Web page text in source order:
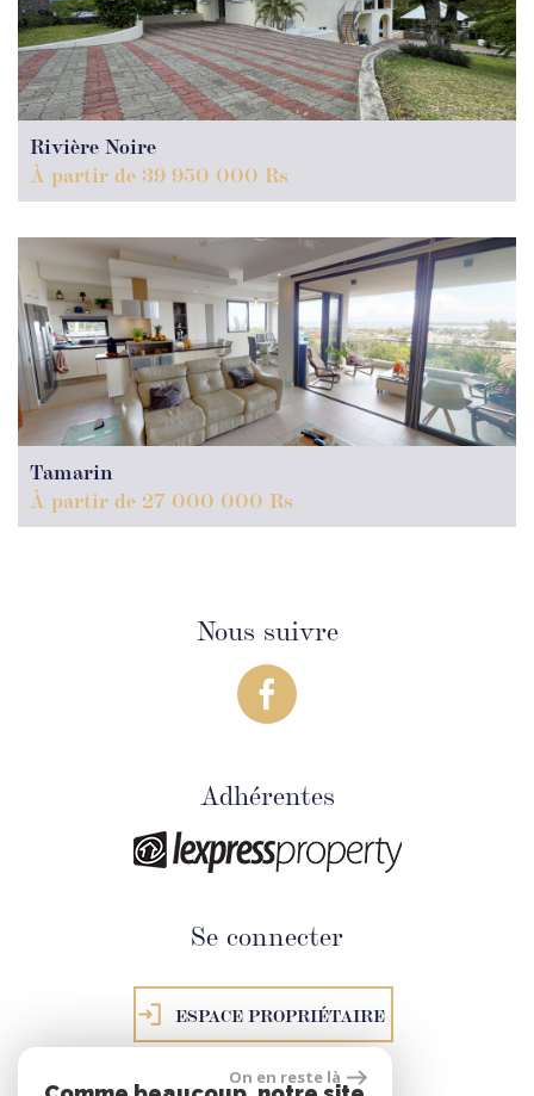
Rivière Noire
À partir de 39 950 000 Rs
Tamarin
À partir de 27 000 000 Rs
Nous suivre
Adhérentes
Se connecter
ESPACE PROPRIÉTAIRE
On en reste là